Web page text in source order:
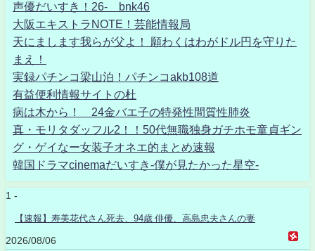
声優だいすき！26- bnk46
大阪エキストラNOTE！芸能情報局
天にまします我らが父よ！ 願わくはわがドル円を守りた
まえ！
実録パチンコ梁山泊！パチンコakb108道
有益便利情報サイトの杜
病は木から！ 24金バエ子の特発性間質性肺炎
真・モリタダッフル2！！50代無職独身ガチホモ童貞ギン
グ・ゲイなー女装子オネエ的まとめ速報
韓国ドラマcinemaだいすき-僕が見たかった星空-
1 -
【速報】寿美花代さん死去、94歳 俳優、高島忠夫さんの妻
2026/08/06